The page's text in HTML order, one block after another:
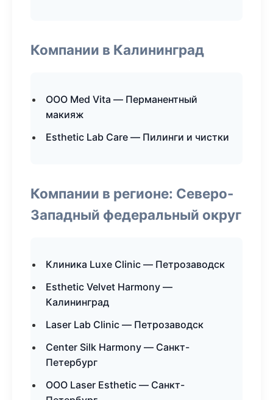
Компании в Калининград
ООО Med Vita — Перманентный
макияж
Esthetic Lab Care — Пилинги и чистки
Компании в регионе: Северо-
Западный федеральный округ
Клиника Luxe Clinic — Петрозаводск
Esthetic Velvet Harmony —
Калининград
Laser Lab Clinic — Петрозаводск
Center Silk Harmony — Санкт-
Петербург
ООО Laser Esthetic — Санкт-